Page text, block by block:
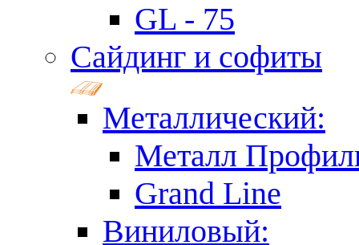
GL - 75
Сайдинг и софиты
Металлический:
Металл
Grand Line
Виниловый: